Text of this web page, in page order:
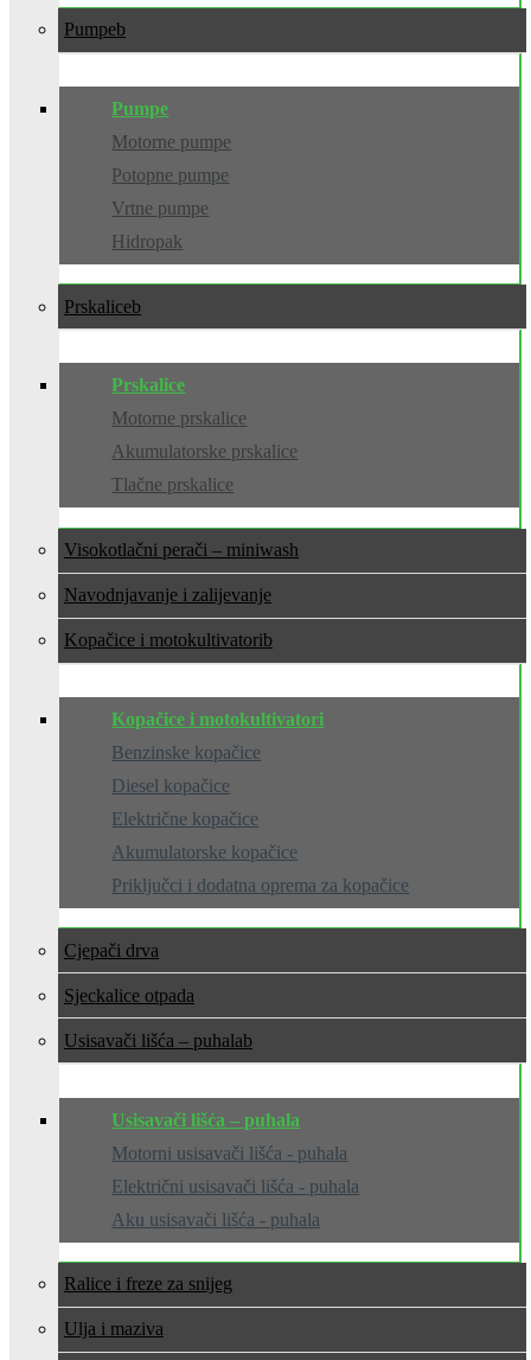
Pumpe
Pumpe
Motorne pumpe
Potopne pumpe
Vrtne pumpe
Hidropak
Prskalice
Prskalice
Motorne prskalice
Akumulatorske prskalice
Tlačne prskalice
Visokotlačni perači – miniwash
Navodnjavanje i zalijevanje
Kopačice i motokultivatori
Kopačice i motokultivatori
Benzinske kopačice
Diesel kopačice
Električne kopačice
Akumulatorske kopačice
Priključci i dodatna oprema za kopačice
Cjepači drva
Sjeckalice otpada
Usisavači lišća – puhala
Usisavači lišća – puhala
Motorni usisavači lišća - puhala
Električni usisavači lišća - puhala
Aku usisavači lišća - puhala
Ralice i freze za snijeg
Ulja i maziva